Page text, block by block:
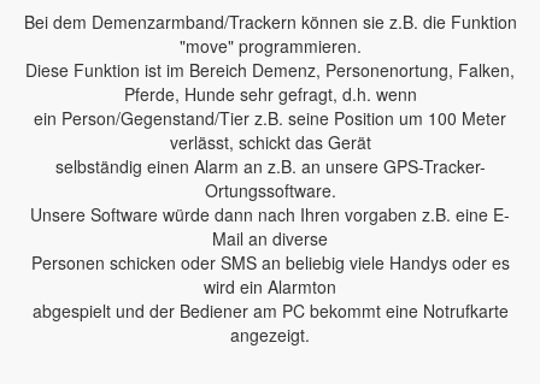
Bei dem Demenzarmband/Trackern können sie z.B. die Funktion
"move" programmieren.
Diese Funktion ist im Bereich Demenz, Personenortung, Falken,
Pferde, Hunde sehr gefragt, d.h. wenn
ein Person/Gegenstand/Tier z.B. seine Position um 100 Meter
verlässt, schickt das Gerät
selbständig einen Alarm an z.B. an unsere GPS-Tracker-
Ortungssoftware.
Unsere Software würde dann nach Ihren vorgaben z.B. eine E-
Mail an diverse
Personen schicken oder SMS an beliebig viele Handys oder es
wird ein Alarmton
abgespielt und der Bediener am PC bekommt eine Notrufkarte
angezeigt.